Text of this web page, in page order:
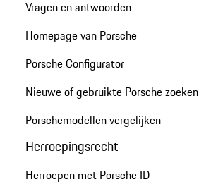
Vragen en antwoorden
Homepage van Porsche
Porsche Configurator
Nieuwe of gebruikte Porsche zoeken
Porschemodellen vergelijken
Herroepingsrecht
Herroepen met Porsche ID